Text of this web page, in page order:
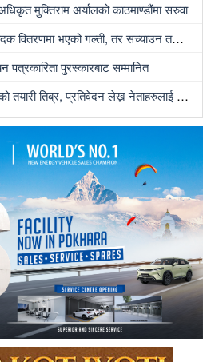
मुक्तिराम अर्यालको काठमाण्डौंमा सरुवा
भएको गल्ती, तर सच्याउन तयार भएनन्
पुरस्कारबाट सम्मानित
लेख्न नेताहरुलाई जिम्मेवारी, भेलामा सहभागी हुन देउवा फर्कदैं